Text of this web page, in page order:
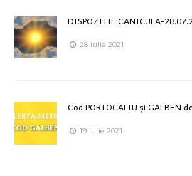
DISPOZITIE CANICULA-
28 iulie 2021
Cod PORTOCALIU și GALBEN
19 iulie 2021